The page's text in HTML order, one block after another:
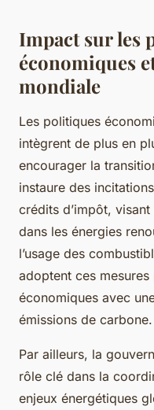
Impact sur les
économiques
mondiale
Les politiques
intègrent de plus en
encourager la
instaure des
crédits d’impôt,
dans les énergies
l’usage des
adoptent ces
économiques avec
émissions de carbone.
Par ailleurs, la
rôle clé dans la
enjeux énergétiques